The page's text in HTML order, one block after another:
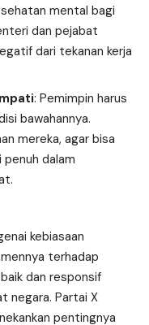
mental bagi
dan pejabat
dari tekanan kerja
: Pemimpin harus
bawahannya.
mereka, agar bisa
dalam
kebiasaan
terhadap
dan responsif
negara. Partai X
pentingnya